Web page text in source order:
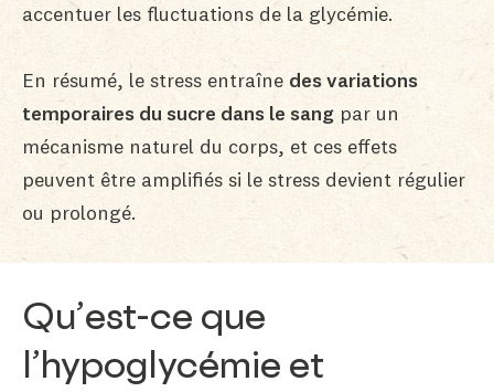
accentuer les fluctuations de la glycémie.
En résumé, le stress entraîne des variations
temporaires du sucre dans le sang par un
mécanisme naturel du corps, et ces effets
peuvent être amplifiés si le stress devient régulier
ou prolongé.
Qu’est-ce que
l’hypoglycémie et